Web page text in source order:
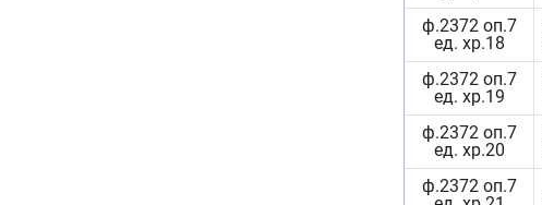
ф.2372 оп.7
ед. хр.18
ф.2372 оп.7
ед. хр.19
ф.2372 оп.7
ед. хр.20
ф.2372 оп.7